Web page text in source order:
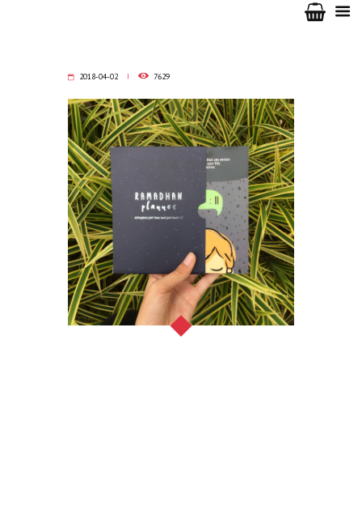
2018-04-02 7629